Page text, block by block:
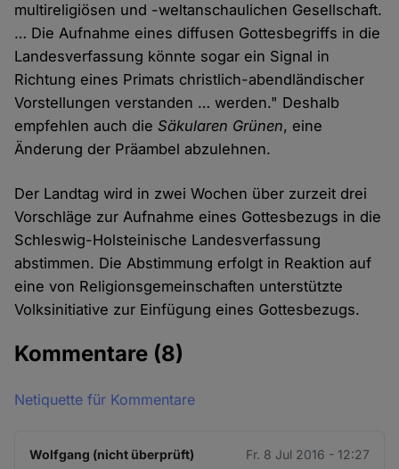
multireligiösen und -weltanschaulichen Gesellschaft.
… Die Aufnahme eines diffusen Gottesbegriffs in die
Landesverfassung könnte sogar ein Signal in
Richtung eines Primats christlich-abendländischer
Vorstellungen verstanden … werden." Deshalb
empfehlen auch dieSäkularen Grünen, eine
Änderung der Präambel abzulehnen.
Der Landtag wird in zwei Wochen über zurzeit drei
Vorschläge zur Aufnahme eines Gottesbezugs in die
Schleswig-Holsteinische Landesverfassung
abstimmen. Die Abstimmung erfolgt in Reaktion auf
eine von Religionsgemeinschaften unterstützte
Volksinitiative zur Einfügung eines Gottesbezugs.
Kommentare (8)
Netiquette für Kommentare
Wolfgang (nicht überprüft) Fr. 8 Jul 2016 - 12:27